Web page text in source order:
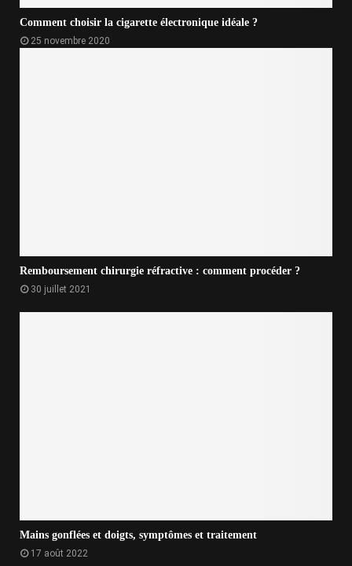
Comment choisir la cigarette électronique idéale ?
25 novembre 2020
Remboursement chirurgie réfractive : comment procéder ?
30 juillet 2021
Mains gonflées et doigts, symptômes et traitement
17 août 2022